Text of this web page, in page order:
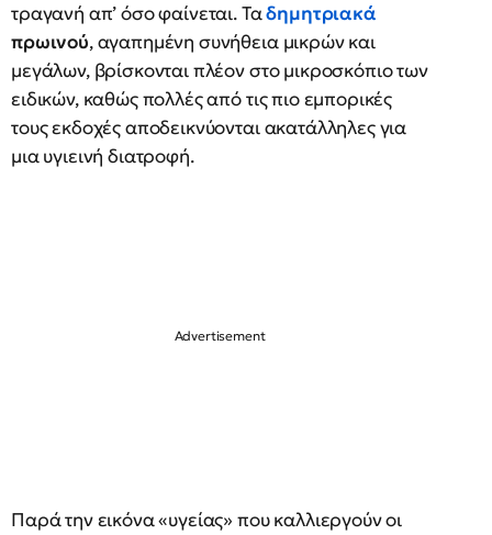
τραγανή απ’ όσο φαίνεται. Ταδημητριακά
πρωινού, αγαπημένη συνήθεια μικρών και
μεγάλων, βρίσκονται πλέον στο μικροσκόπιο των
ειδικών, καθώς πολλές από τις πιο εμπορικές
τους εκδοχές αποδεικνύονται ακατάλληλες για
μια υγιεινή διατροφή.
Παρά την εικόνα «υγείας» που καλλιεργούν οι